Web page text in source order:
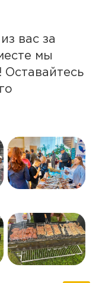
вас за
мы
Оставайтесь